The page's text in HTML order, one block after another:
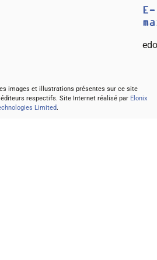
E-
images et illustrations présentes sur ce site
respectifs. Site Internet réalisé par Elonix
Limited.